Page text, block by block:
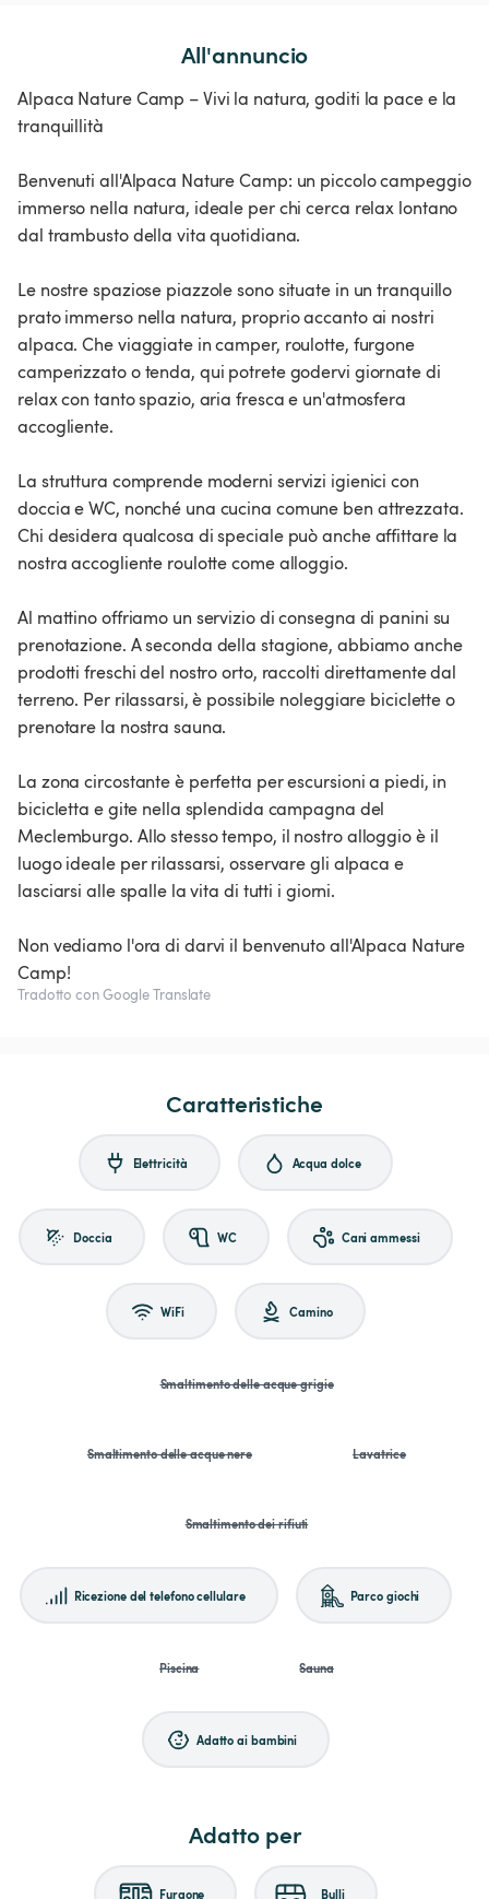
All'annuncio
Alpaca Nature Camp – Vivi la natura, goditi la pace e la
tranquillità
Benvenuti all'Alpaca Nature Camp: un piccolo campeggio
immerso nella natura, ideale per chi cerca relax lontano
dal trambusto della vita quotidiana.
Le nostre spaziose piazzole sono situate in un tranquillo
prato immerso nella natura, proprio accanto ai nostri
alpaca. Che viaggiate in camper, roulotte, furgone
camperizzato o tenda, qui potrete godervi giornate di
relax con tanto spazio, aria fresca e un'atmosfera
accogliente.
La struttura comprende moderni servizi igienici con
doccia e WC, nonché una cucina comune ben attrezzata.
Chi desidera qualcosa di speciale può anche affittare la
nostra accogliente roulotte come alloggio.
Al mattino offriamo un servizio di consegna di panini su
prenotazione. A seconda della stagione, abbiamo anche
prodotti freschi del nostro orto, raccolti direttamente dal
terreno. Per rilassarsi, è possibile noleggiare biciclette o
prenotare la nostra sauna.
La zona circostante è perfetta per escursioni a piedi, in
bicicletta e gite nella splendida campagna del
Meclemburgo. Allo stesso tempo, il nostro alloggio è il
luogo ideale per rilassarsi, osservare gli alpaca e
lasciarsi alle spalle la vita di tutti i giorni.
Non vediamo l'ora di darvi il benvenuto all'Alpaca Nature
Camp!
Tradotto con Google Translate
Caratteristiche
Elettricità Acqua dolce
Doccia WC Cani ammessi
WiFi Camino
Smaltimento delle acque grigie
Smaltimento delle acque nere Lavatrice
Smaltimento dei rifiuti
Ricezione del telefono cellulare Parco giochi
Piscina Sauna
Adatto ai bambini
Adatto per
Furgone Bulli